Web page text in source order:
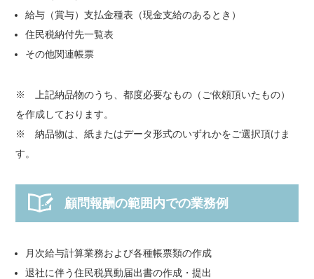
給与（賞与）支払金種表（現金支給のあるとき）
住民税納付先一覧表
その他関連帳票
※ 上記納品物のうち、都度必要なもの（ご依頼頂いたもの）
を作成しております。
※ 納品物は、紙またはデータ形式のいずれかをご選択頂けま
す。
顧問報酬の範囲内での業務例
月次給与計算業務および各種帳票類の作成
退社に伴う住民税異動届出書の作成・提出